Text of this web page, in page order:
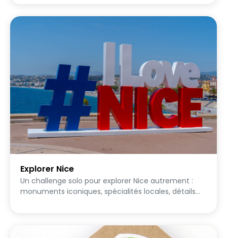
secrets derrière ses façades.
Explorer Nice
Un challenge solo pour explorer Nice autrement :
monuments iconiques, spécialités locales, détails
et rapporte les preuves de tes découvertes !